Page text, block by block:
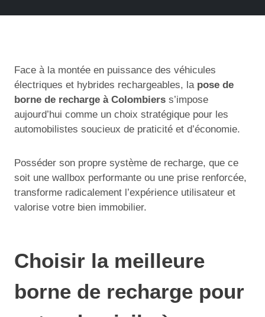
Face à la montée en puissance des véhicules
électriques et hybrides rechargeables, la pose de
borne de recharge à Colombiers s’impose
aujourd’hui comme un choix stratégique pour les
automobilistes soucieux de praticité et d’économie.
Posséder son propre système de recharge, que ce
soit une wallbox performante ou une prise renforcée,
transforme radicalement l’expérience utilisateur et
valorise votre bien immobilier.
Choisir la meilleure
borne de recharge pour